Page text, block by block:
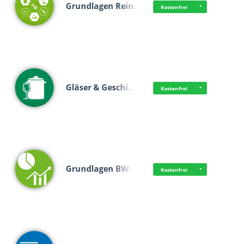
Grundlagen Rein… Kostenfrei
Gläser & Geschi… Kostenfrei
Grundlagen BWL Kostenfrei